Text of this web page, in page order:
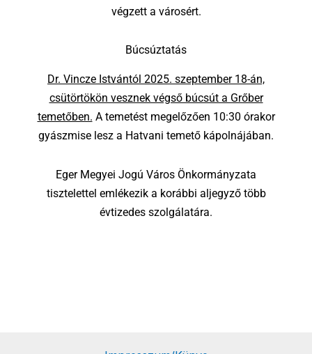
végzett a városért.
Búcsúztatás
Dr. Vincze Istvántól 2025. szeptember 18-án,
csütörtökön vesznek végső búcsút a Grőber
temetőben. A temetést megelőzően 10:30 órakor
gyászmise lesz a Hatvani temető kápolnájában.
Eger Megyei Jogú Város Önkormányzata
tisztelettel emlékezik a korábbi aljegyző több
évtizedes szolgálatára.